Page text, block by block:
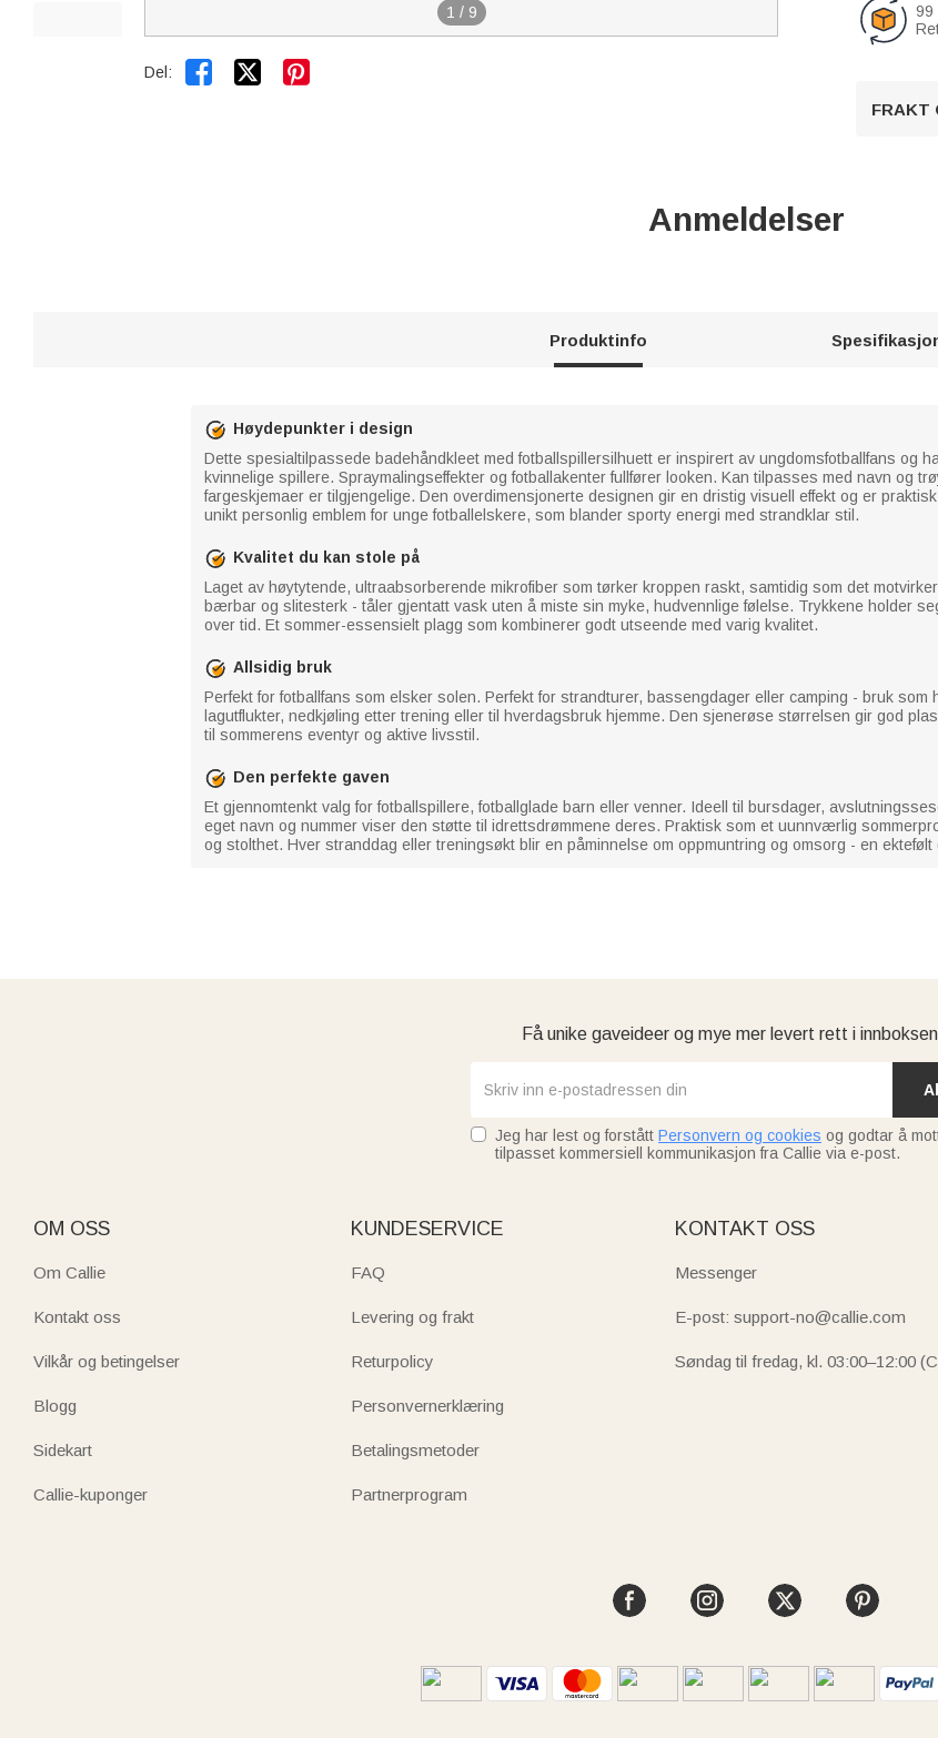
1 / 9
Del:  
99
FRAKT
Anmeldelser
Produktinfo
Høydepunkter i design
Dette spesialtilpassede badehåndkleet med fotballspillersilhuett er inspirert av ungdomsfotballfans og
kvinnelige spillere. Spraymalingseffekter og fotballakenter fullfører looken. Kan tilpasses med navn og
fargeskjemaer er tilgjengelige. Den overdimensjonerte designen gir en dristig visuell effekt og er
unikt personlig emblem for unge fotballelskere, som blander sporty energi med strandklar stil.
Kvalitet du kan stole på
Laget av høytytende, ultraabsorberende mikrofiber som tørker kroppen raskt, samtidig som det
bærbar og slitesterk - tåler gjentatt vask uten å miste sin myke, hudvennlige følelse. Trykkene holder
over tid. Et sommer-essensielt plagg som kombinerer godt utseende med varig kvalitet.
Allsidig bruk
Perfekt for fotballfans som elsker solen. Perfekt for strandturer, bassengdager eller camping - bruk som
lagutflukter, nedkjøling etter trening eller til hverdagsbruk hjemme. Den sjenerøse størrelsen gir god
til sommerens eventyr og aktive livsstil.
Den perfekte gaven
Et gjennomtenkt valg for fotballspillere, fotballglade barn eller venner. Ideell til bursdager,
eget navn og nummer viser den støtte til idrettsdrømmene deres. Praktisk som et uunnværlig
og stolthet. Hver stranddag eller treningsøkt blir en påminnelse om oppmuntring og omsorg - en
Få unike gaveideer og mye mer levert rett i
Jeg har lest og forstått Personvern og cookies og godtar å
tilpasset kommersiell kommunikasjon fra Callie via e-post.
OM OSS
Om Callie
Kontakt oss
Vilkår og betingelser
Blogg
Sidekart
Callie-kuponger
KUNDESERVICE
FAQ
Levering og frakt
Returpolicy
Personvernerklæring
Betalingsmetoder
Partnerprogram
KONTAKT OSS
Messenger
E-post: support-no@callie.com
Søndag til fredag, kl. 03:00–12:00